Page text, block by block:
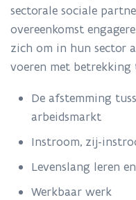
bevindt
op:
Sectorconvenants
sectorale sociale
overeenkomst
zich om in hun sector
voeren met betrekking
De afstemming
arbeidsmarkt
Instroom, zij-
Levenslang leren
Werkbaar werk